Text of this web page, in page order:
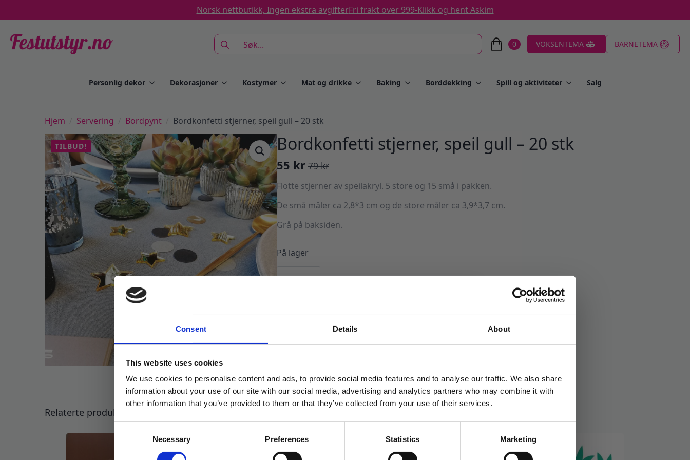
Consent Details About
This website uses cookies
We use cookies to personalise content and ads, to provide social media features and to analyse our traffic. We also share
information about your use of our site with our social media, advertising and analytics partners who may combine it with
other information that you’ve provided to them or that they’ve collected from your use of their services.
Necessary Preferences Statistics Marketing
Norsk nettbutikk, Ingen ekstra avgifterFri frakt over 999-Klikk og hent Askim
Search
for:
0 VOKSENTEMA BARNETEMA
Personlig dekor Dekorasjoner Kostymer Mat og drikke Baking Borddekking Spill og aktiviteter Salg
Hjem Servering Bordpynt Bordkonfetti stjerner, speil gull – 20 stk
TILBUD! Bordkonfetti stjerner, speil gull – 20 stk
79kr
Opprinnelig
pris
var:
79 kr.
55 kr
Nåværende
pris
er:
55 kr.
Flotte stjerner av speilakryl. 5 store og 15 små i pakken.
De små måler ca 2,8*3 cm og de store måler ca 3,9*3,7 cm.
Grå på baksiden.
På lager
stjerner,
stk
101815Kategorier: Gull & svart Hollywood
Relaterte produkter
TILBUD!
få eksklusive tilbud og masse
inspirasjon rett i innboksen